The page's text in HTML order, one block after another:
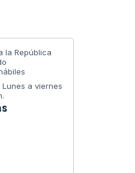
la República
a viernes